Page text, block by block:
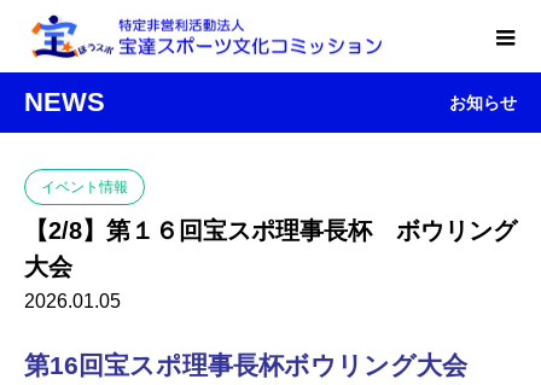
NEWS お知らせ
イベント情報
【2/8】第１６回宝スポ理事長杯 ボウリング
大会
2026.01.05
第16回宝スポ理事長杯ボウリング大会